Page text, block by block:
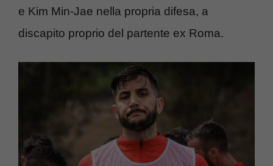
e Kim Min-Jae nella propria difesa, a
discapito proprio del partente ex Roma.